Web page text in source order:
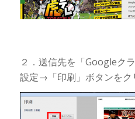
２．送信先を「Googleク
設定→「印刷」ボタンをク